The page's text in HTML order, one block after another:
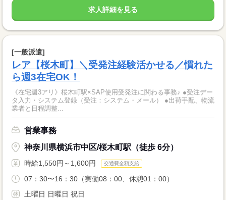
求人詳細を見る
[一般派遣]
レア【桜木町】＼受発注経験活かせる／慣れた
ら週3在宅OK！
《在宅週3アリ》桜木町駅×SAP使用受発注に関わる事務♪ ●受注デー
タ入力・システム登録（受注：システム・メール） ●出荷手配、物流
業者と日程調整...
営業事務
神奈川県横浜市中区/桜木町駅（徒歩 6分）
時給1,550円～1,600円 交通費全額支給
07：30〜16：30（実働08：00、休憩01：00）
土曜日 日曜日 祝日